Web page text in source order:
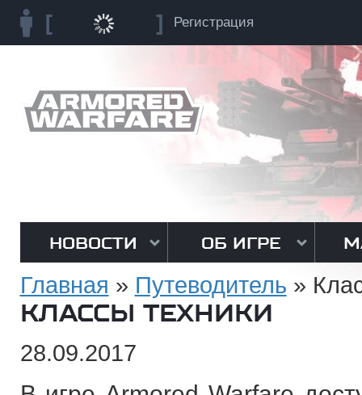
Регистрация
НОВОСТИ ОБ ИГРЕ
Главная » Путеводитель »
КЛАССЫ ТЕХНИКИ
28.09.2017